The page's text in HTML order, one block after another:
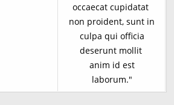
occaecat cupidatat
non proident, sunt in
culpa qui officia
deserunt mollit
anim id est
laborum."